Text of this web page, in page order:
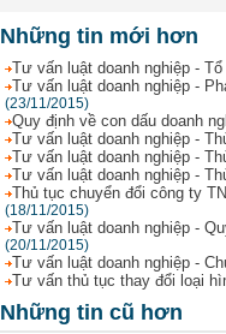
Những tin mới hơn
Tư vấn luật doanh nghiệp -
Tư vấn luật doanh nghiệp -
(23/11/2015)
Quy định về con dấu doanh
Tư vấn luật doanh nghiệp -
Tư vấn luật doanh nghiệp -
Tư vấn luật doanh nghiệp -
Thủ tục chuyển đổi công ty
(18/11/2015)
Tư vấn luật doanh nghiệp -
(20/11/2015)
Tư vấn luật doanh nghiệp -
Tư vấn thủ tục thay đổi loại
Những tin cũ hơn